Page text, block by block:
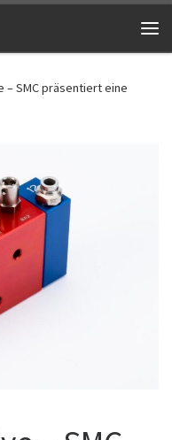
– SMC präsentiert eine